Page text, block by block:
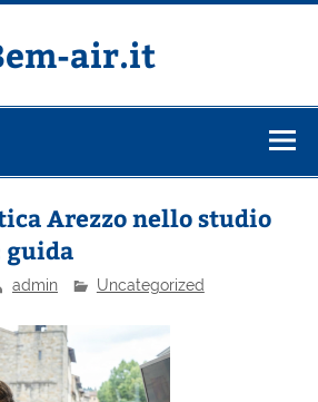
air.it
Arezzo nello studio
guida
admin Uncategorized